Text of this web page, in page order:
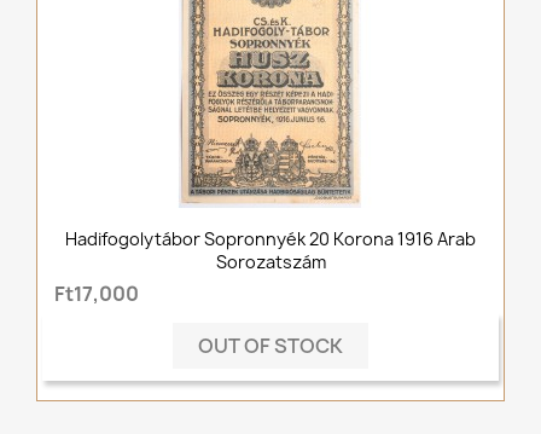
Hadifogolytábor Sopronnyék 20 Korona 1916 Arab
Sorozatszám
Ft17,000
OUT OF STOCK